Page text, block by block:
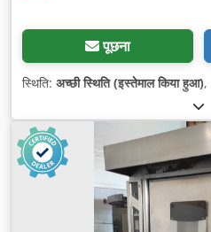
पूछना
स्थिति: अच्छी स्थिति (इस्तेमाल किया हुआ),